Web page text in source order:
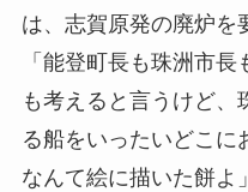
は、志賀原発の廃炉を
「能登町長も珠洲市
も考えると言うけど
る船をいったいどこに
なんて絵に描いた餅よ」